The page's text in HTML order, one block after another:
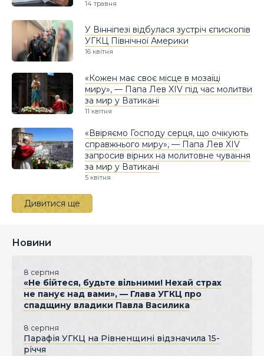
14 травня
У Вінніпезі відбулася зустріч єпископів
УГКЦ Північної Америки
16 квітня
«Кожен має своє місце в мозаїці
миру», — Папа Лев XIV під час молитви
за мир у Ватикані
11 квітня
«Ввіряємо Господу серця, що очікують
справжнього миру», — Папа Лев XIV
запросив вірних на молитовне чування
за мир у Ватикані
5 квітня
Дивитися ще
Новини
8 серпня
«Не бійтеся, будьте вільними! Нехай страх
не панує над вами», — Глава УГКЦ про
спадщину владики Павла Василика
8 серпня
Парафія УГКЦ на Рівненщині відзначила 15-
річчя